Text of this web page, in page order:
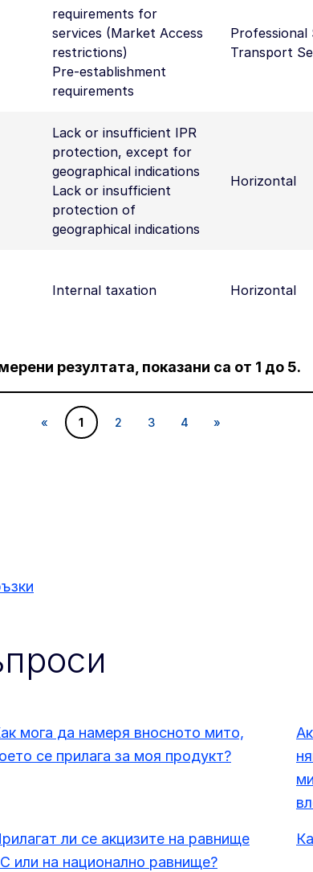
requirements for
services (Market Access
restrictions)
Pre-establishment
requirements
Professional
Transport
Lack or insufficient IPR
protection, except for
geographical indications
Lack or insufficient
protection of
geographical indications
Horizontal
Internal taxation Horizontal
резултата, показани са от 1 до 5.
« 1 2 3 4 »
мога да намеря вносното мито,
се прилага за моя продукт?
ли се акцизите на равнище
или на национално равнище?